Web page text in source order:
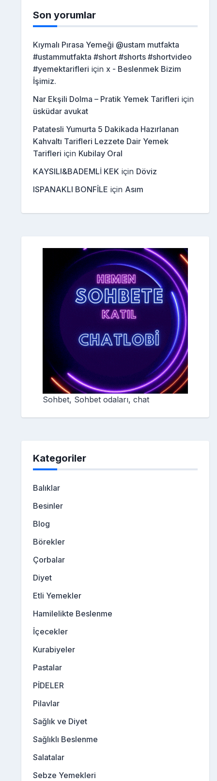
Son yorumlar
Kıymalı Pırasa Yemeği @ustam mutfakta
#ustammutfakta #short #shorts #shortvideo
#yemektarifleri için x - Beslenmek Bizim
İşimiz.
Nar Ekşili Dolma – Pratik Yemek Tarifleri için
üsküdar avukat
Patatesli Yumurta 5 Dakikada Hazırlanan
Kahvaltı Tarifleri Lezzete Dair Yemek
Tarifleri için Kubilay Oral
KAYSILI&BADEMLİ KEK için Döviz
ISPANAKLI BONFİLE için Asım
Sohbet, Sohbet odaları, chat
Kategoriler
Balıklar
Besinler
Blog
Börekler
Çorbalar
Diyet
Etli Yemekler
Hamilelikte Beslenme
İçecekler
Kurabiyeler
Pastalar
PİDELER
Pilavlar
Sağlık ve Diyet
Sağlıklı Beslenme
Salatalar
Sebze Yemekleri